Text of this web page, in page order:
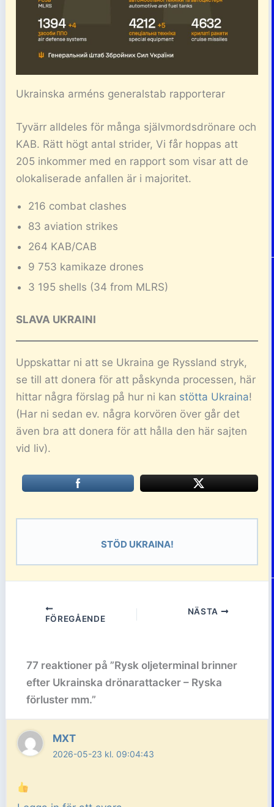
Ukrainska arméns generalstab rapporterar
Tyvärr alldeles för många självmordsdrönare och
KAB. Rätt högt antal strider, Vi får hoppas att
205 inkommer med en rapport som visar att de
olokaliserade anfallen är i majoritet.
216 combat clashes
83 aviation strikes
264 KAB/CAB
9 753 kamikaze drones
3 195 shells (34 from MLRS)
SLAVA UKRAINI
Uppskattar ni att se Ukraina ge Ryssland stryk,
se till att donera för att påskynda processen, här
hittar några förslag på hur ni kan stötta Ukraina!
(Har ni sedan ev. några korvören över går det
även bra att donera för att hålla den här sajten
vid liv).
STÖD UKRAINA!
FÖREGÅENDE
NÄSTA
77 reaktioner på ”Rysk oljeterminal brinner
efter Ukrainska drönarattacker – Ryska
förluster mm.”
MXT
2026-05-23 kl. 09:04:43